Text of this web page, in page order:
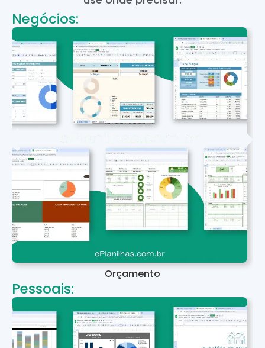
Negócios:
Orçamento
Pessoais: